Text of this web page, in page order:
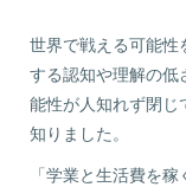
世界で戦える可能性
する認知や理解の低
能性が人知れず閉じ
知りました。
「学業と生活費を